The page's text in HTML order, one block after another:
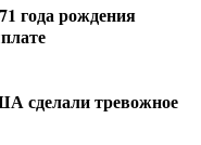
года рождения
сделали тревожное